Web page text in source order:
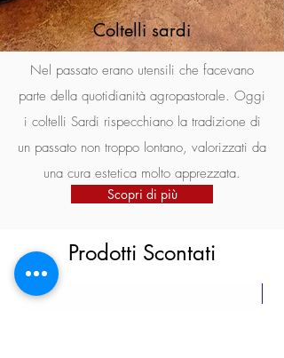
Coltelli sardi
Nel passato erano utensili che facevano
parte della quotidianità agropastorale. Oggi
i coltelli Sardi rispecchiano la tradizione di
un passato non troppo lontano, valorizzati da
una cura estetica molto apprezzata.
Scopri di più
Prodotti Scontati